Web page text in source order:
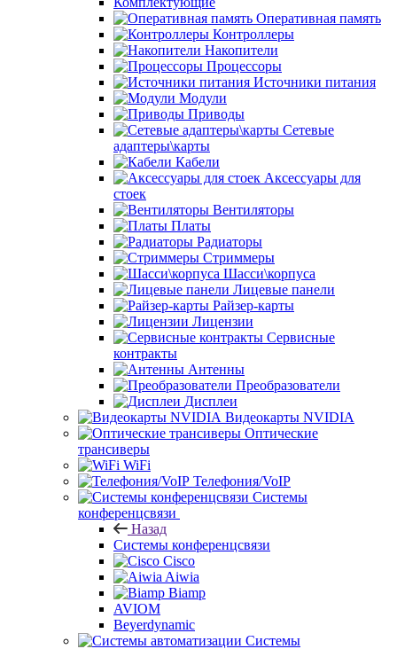
Оперативная память
Контроллеры
Накопители
Процессоры
Источники питания
Модули
Приводы
Сетевые
адаптеры\карты
Кабели
Аксессуары для
стоек
Вентиляторы
Платы
Радиаторы
Стриммеры
Шасси\корпуса
Лицевые панели
Райзер-карты
Лицензии
Сервисные
контракты
Антенны
Преобразователи
Дисплеи
Видеокарты NVIDIA
Оптические
трансиверы
WiFi
Телефония/VoIP
Системы
конференцсвязи
Назад
Системы конференцсвязи
Cisco
Aiwia
Biamp
AVIOM
Beyerdynamic
Системы